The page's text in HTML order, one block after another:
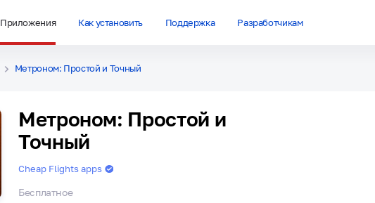
Приложения Как установить Поддержка Разработчикам
Метроном: Простой и Точный
Метроном: Простой и
Точный
Cheap Flights apps
Бесплатное